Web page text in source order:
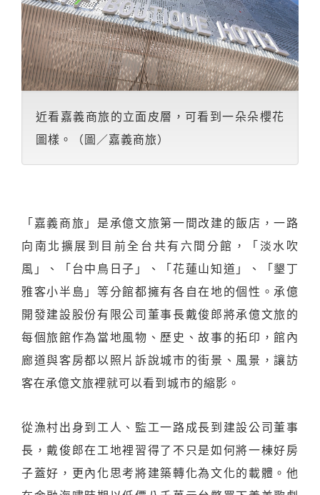
近看嘉義商旅的立面皮層，可看到一朵朵櫻花
圖樣。（圖／嘉義商旅）
「嘉義商旅」是承億文旅第一間改建的飯店，一路
向南北擴展到目前全台共有六間分館，「淡水吹
風」、「台中鳥日子」、「花蓮山知道」、「墾丁
雅客小半島」等分館都擁有各自在地的個性。承億
開發建設股份有限公司董事長戴俊郎將承億文旅的
每個旅館作為當地風物、歷史、故事的拓印，館內
廊道與客房都以照片訴說城市的街景、風景，讓訪
客在承億文旅裡就可以看到城市的縮影。
從漁村出身到工人、監工一路成長到建設公司董事
長，戴俊郎在工地裡習得了不只是如何將一棟好房
子蓋好，更內化思考將建築轉化為文化的載體。他